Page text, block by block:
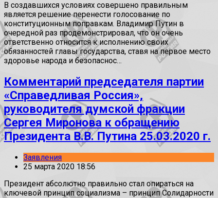
В создавшихся условиях совершено правильным
является решение перенести голосование по
конституционным поправкам. Владимир Путин в
очередной раз продемонстрировал, что он очень
ответственно относится к исполнению своих
обязанностей главы государства, ставя на первое место
здоровье народа и безопаснос…
Комментарий председателя партии
«Справедливая Россия»,
руководителя думской фракции
Сергея Миронова к обращению
Президента В.В. Путина 25.03.2020 г.
Заявления
25 марта 2020 18:56
Президент абсолютно правильно стал опираться на
ключевой принцип социализма – принцип Солидарности